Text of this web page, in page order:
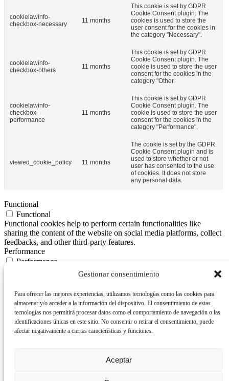
Gestionar consentimiento
Para ofrecer las mejores experiencias, utilizamos tecnologías como las cookies para
almacenar y/o acceder a la información del dispositivo. El consentimiento de estas
tecnologías nos permitirá procesar datos como el comportamiento de navegación o las
identificaciones únicas en este sitio. No consentir o retirar el consentimiento, puede
afectar negativamente a ciertas características y funciones.
Aceptar
cookielawinfo-
checkbox-necessary
11 months
This cookie is set by GDPR
Cookie Consent plugin. The
cookies is used to store the
user consent for the cookies in
the category "Necessary".
cookielawinfo-
checkbox-others
11 months
This cookie is set by GDPR
Cookie Consent plugin. The
cookie is used to store the user
consent for the cookies in the
category "Other.
cookielawinfo-
checkbox-
performance
11 months
This cookie is set by GDPR
Cookie Consent plugin. The
cookie is used to store the user
consent for the cookies in the
category "Performance".
viewed_cookie_policy 11 months
The cookie is set by the GDPR
Cookie Consent plugin and is
used to store whether or not
user has consented to the use
of cookies. It does not store
any personal data.
Functional
Functional
Functional cookies help to perform certain functionalities like
sharing the content of the website on social media platforms, collect
feedbacks, and other third-party features.
Performance
Performance
Performance cookies are used to understand and analyze the key
Analytics
Analytics
Analytical cookies are used to understand how visitors interact with
the website. These cookies help provide information on metrics the
number of visitors, bounce rate, traffic source, etc.
Advertisement cookies are used to provide visitors with relevant ads